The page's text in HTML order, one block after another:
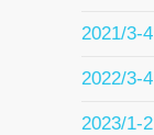
2021/3-4
2022/3-4
2023/1-2